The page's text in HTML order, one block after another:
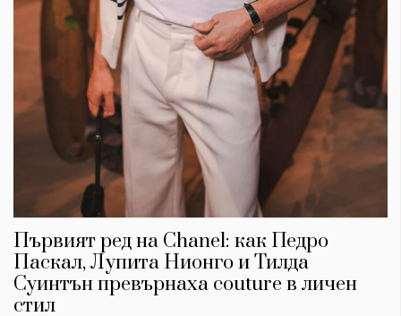
Първият ред на Chanel: как Педро
Паскал, Лупита Нионго и Тилда
Суинтън превърнаха couture в личен
стил